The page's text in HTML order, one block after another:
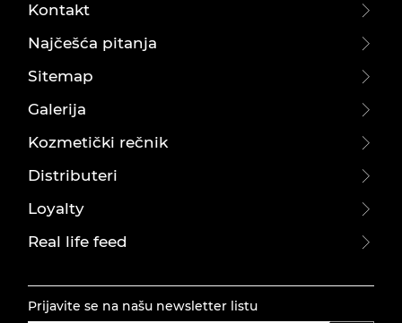
Kontakt
Najčešća pitanja
Sitemap
Galerija
Kozmetički rečnik
Distributeri
Loyalty
Real life feed
Prijavite se na našu newsletter listu